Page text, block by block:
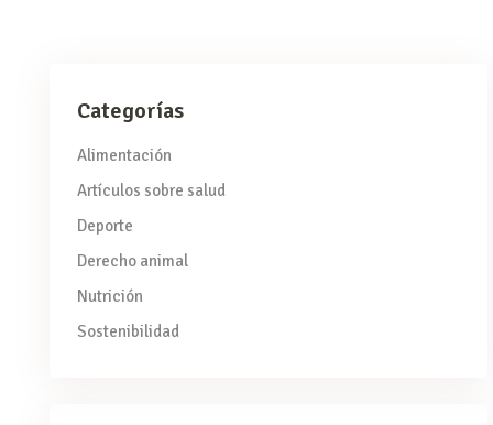
Categorías
Alimentación
Artículos sobre salud
Deporte
Derecho animal
Nutrición
Sostenibilidad